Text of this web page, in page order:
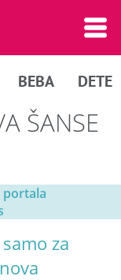
BEBA DETE
ŠANSE
za